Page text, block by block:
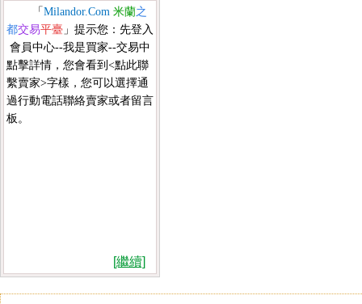
「 Milandor.Com 米蘭之
都交易平臺 」提示您：先登入
會員中心--我是買家--交易中
點擊詳情，您會看到<點此聯
繫賣家>字樣，您可以選擇通
過行動電話聯絡賣家或者留言
板。
[繼續]